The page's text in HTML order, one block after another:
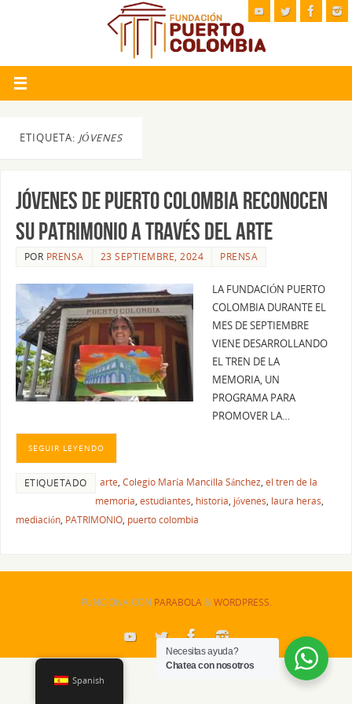
ETIQUETA: JÓVENES
JÓVENES DE PUERTO COLOMBIA RECONOCEN
SU PATRIMONIO A TRAVÉS DEL ARTE
POR PRENSA 23 SEPTIEMBRE, 2024 PRENSA
LA FUNDACIÓN PUERTO
COLOMBIA DURANTE EL
MES DE SEPTIEMBRE
VIENE DESARROLLANDO
EL TREN DE LA
MEMORIA, UN
PROGRAMA PARA
PROMOVER LA…
SEGUIR LEYENDO
ETIQUETADO arte, Colegio María Mancilla Sánchez, el tren de la
memoria, estudiantes, historia, jóvenes, laura heras,
mediación, PATRIMONIO, puerto colombia
FUNCIONA CON PARABOLA&WORDPRESS.
Spanish
Necesitas ayuda?
Chatea con nosotros